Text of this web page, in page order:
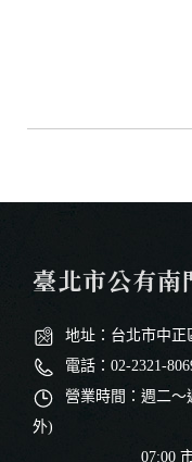
臺北市公有南
地址：台北市中正
電話：02-2321-
營業時間：週二～
外)
07:00 市場開門